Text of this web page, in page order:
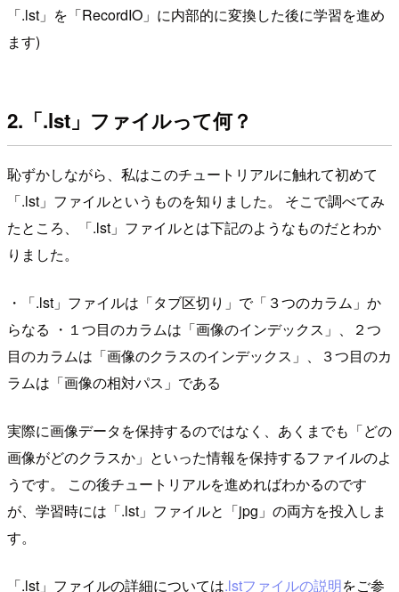
「.lst」を「RecordIO」に内部的に変換した後に学習を進め
ます)
2.「.lst」ファイルって何？
恥ずかしながら、私はこのチュートリアルに触れて初めて
「.lst」ファイルというものを知りました。 そこで調べてみ
たところ、「.lst」ファイルとは下記のようなものだとわか
りました。
・「.lst」ファイルは「タブ区切り」で「３つのカラム」か
らなる ・１つ目のカラムは「画像のインデックス」、２つ
目のカラムは「画像のクラスのインデックス」、３つ目のカ
ラムは「画像の相対パス」である
実際に画像データを保持するのではなく、あくまでも「どの
画像がどのクラスか」といった情報を保持するファイルのよ
うです。 この後チュートリアルを進めればわかるのです
が、学習時には「.lst」ファイルと「jpg」の両方を投入しま
す。
「.lst」ファイルの詳細については.lstファイルの説明をご参